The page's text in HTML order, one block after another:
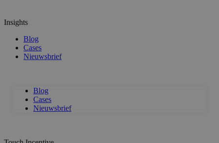
Insights
Blog
Cases
Nieuwsbrief
Blog
Cases
Nieuwsbrief